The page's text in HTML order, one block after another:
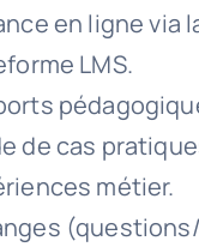
en ligne via
LMS.
de cas
métier.